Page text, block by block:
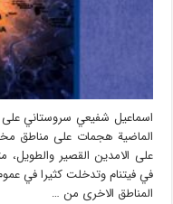
اسماعيل شفيعي سروستاني على
الماضية هجمات على مناطق
على الامدين القصير
في فيتنام وتدخلت كثيرا في
المناطق الاخرى من …